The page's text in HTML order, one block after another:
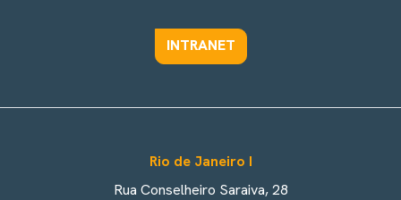
INTRANET
Rio de Janeiro I
Rua Conselheiro Saraiva, 28